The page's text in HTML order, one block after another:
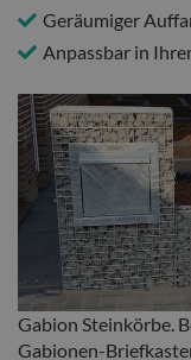
Geräumiger
Anpassbar in
Gabion Steinkörbe.
Gabionen-